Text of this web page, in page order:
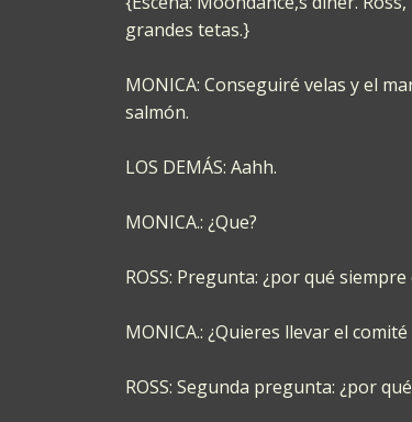
grandes tetas.}
MONICA: Conseguiré velas y el
salmón.
LOS DEMÁS: Aahh.
MONICA.: ¿Que?
ROSS: Pregunta: ¿por qué
MONICA.: ¿Quieres llevar el
ROSS: Segunda pregunta: ¿por